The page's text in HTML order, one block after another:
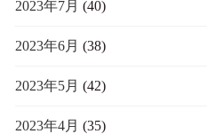
2023年7月 (40)
2023年6月 (38)
2023年5月 (42)
2023年4月 (35)